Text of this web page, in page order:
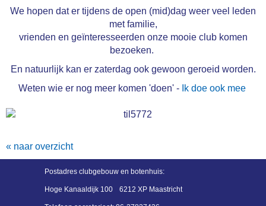
We hopen dat er tijdens de open (mid)dag weer veel leden
met familie,
vrienden en geïnteresseerden onze mooie club komen
bezoeken.
En natuurlijk kan er zaterdag ook gewoon geroeid worden.
Weten wie er nog meer komen 'doen' - Ik doe ook mee
« naar overzicht
Postadres clubgebouw en botenhuis:
Hoge Kanaaldijk 100 6212 XP Maastricht